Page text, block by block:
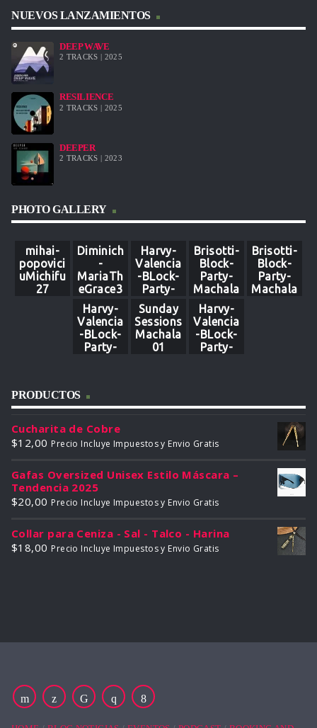
NUEVOS LANZAMIENTOS
DEEP WAVE
2 TRACKS | 2025
RESILIENCE
2 TRACKS | 2025
DEEPER
2 TRACKS | 2023
PHOTO GALLERY
mihai-
popovici
uMichifu
27
Diminich
-
MariaTh
eGrace3
Harvy-
Valencia
-BLock-
Party-
Machala
82
Brisotti-
Block-
Party-
Machala
Brisotti-
Block-
Party-
Machala
Harvy-
Valencia
-BLock-
Party-
Sunday
Sessions
Machala
01
Harvy-
Valencia
-BLock-
Party-
PRODUCTOS
Cucharita de Cobre
$12,00 Precio Incluye Impuestos y Envio Gratis
Gafas Oversized Unisex Estilo Máscara –
Tendencia 2025
$20,00 Precio Incluye Impuestos y Envio Gratis
Collar para Ceniza - Sal - Talco - Harina
$18,00 Precio Incluye Impuestos y Envio Gratis